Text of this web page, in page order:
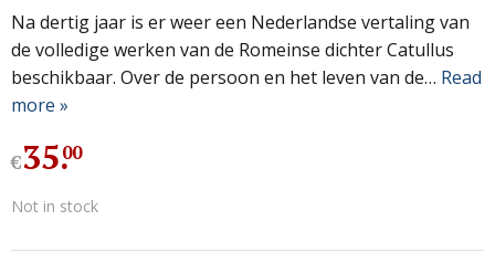
Na dertig jaar is er weer een Nederlandse vertaling van
de volledige werken van de Romeinse dichter Catullus
beschikbaar. Over de persoon en het leven van de… Read
more »
€35.
00
Not in stock